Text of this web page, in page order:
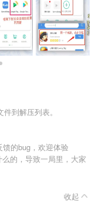
到解压列表。
馈的bug，欢迎体验
的，导致一局里，大家
收起